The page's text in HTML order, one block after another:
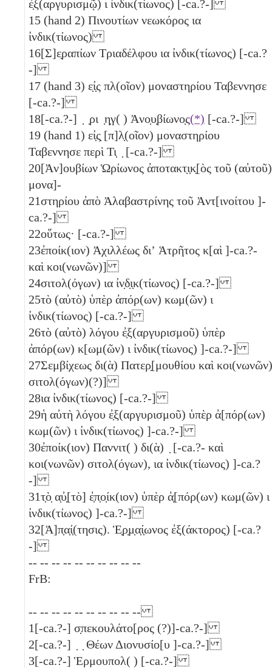
ἐ̣ξ(αργυρισμῷ) ι ἰνδικ(τίωνος) [-ca.?-]
15 (hand 2) Πινουτίων νεωκόρος ια
ἰνδικ(τίωνος)
16[Σ]ε̣ραπίων Τριαδέλφου ια ἰνδικ(τίωνος) [-ca.?
-]
17 (hand 3) ε̣ἰ̣ς πλ(οῖον) μοναστηρίου Ταβεννησε
[-ca.?-]
18[-ca.?-] ̣ ̣ρι ̣η̣γ( ) Ἀνο̣υ̣βίωνο̣ς(*) [-ca.?-]
19 (hand 1) εἰ̣ς̣ [π]λ̣(οῖον) μοναστηρίου
Ταβεννησε περὶ Τι̣ ̣ [-ca.?-]
20[Ἀν]ουβίων Ὡρίωνος ἀποτακτ̣ι̣κ̣[ὸς τοῦ (αὐτοῦ)
μονα]-
21στηρίου ἀπὸ Ἀλαβαστρίνης τοῦ Ἀντ[ινοίτου ]-
ca.?-]
22οὕτως· [-ca.?-]
23ἐποίκ(ιον) Ἀχιλλέως διʼ Ἁτρῆτος κ[αὶ ]-ca.?-
καὶ κοι(νωνῶν)]
24σιτολ(όγων) ια ἰν̣δ̣ι̣κ(τίωνος) [-ca.?-]
25τὸ (αὐτὸ) ὑπὲρ ἀπόρ(ων) κωμ(ῶν) ι
ἰνδικ(τίωνος) [-ca.?-]
26τὸ (αὐτὸ) λόγου ἐ̣ξ(αργυρισμοῦ) ὑπὲρ
ἀπόρ(ων) κ[ωμ(ῶν) ι ἰνδικ(τίωνος) ]-ca.?-]
27Σεμβίχεως δι(ὰ) Πατερ̣[μουθίου καὶ κοι(νωνῶν)
σιτολ(όγων)(?)]
28ια ἰνδικ(τίωνος) [-ca.?-]
29ἡ αὐτὴ λόγου ἐ̣ξ(αργυρισμοῦ) ὑπὲρ ἀ[πόρ(ων)
κωμ(ῶν) ι ἰνδικ(τίωνος) ]-ca.?-]
30ἐποίκ(ιον) Παννιτ( ) δι(ὰ) ̣ [-ca.?- καὶ
κοι(νωνῶν) σιτολ(όγων), ια ἰνδικ(τίωνος) ]-ca.?
-]
31τ̣ὸ̣ α̣ὐ̣[τὸ] ἐ̣π̣ο̣ίκ(ιον) ὑπὲρ ἀ̣[πόρ(ων) κωμ(ῶν) ι
ἰνδικ(τίωνος) ]-ca.?-]
32[Ἀ]π̣α̣ί̣(τησις). Ἑ̣ρ̣μ̣α̣ί̣ωνος ἐξ(άκτορος) [-ca.?
-]
-- -- -- -- -- -- -- -- -- --
FrB:
-- -- -- -- -- -- -- -- -- --
1[-ca.?-] σ̣πεκουλάτο[ρος (?)]-ca.?-]
2[-ca.?-] ̣ ̣ Θέων Διονυσίο[υ ]-ca.?-]
3[-ca.?-] Ἑρμουπολ( ) [-ca.?-]